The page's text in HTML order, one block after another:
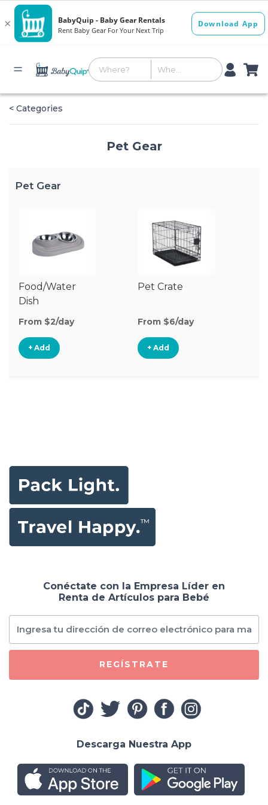
< Categories
Pet Gear
Pet Gear
Food/Water
Dish
From $2/day
+ Add
Pet Crate
From $6/day
+ Add
Conéctate con la Empresa Líder en
Renta de Artículos para Bebé
REGÍSTRATE
Descarga Nuestra App